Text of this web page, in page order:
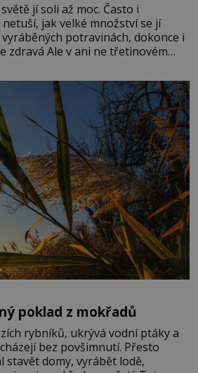
jí soli až moc. Často i
jak velké množství se jí
potravinách, dokonce i
Ale v ani ne třetinovém
a chlór – jsou zásadní pro
poklad z mokřadů
rybníků, ukrývá vodní ptáky a
bez povšimnutí. Přesto
stavět domy, vyrábět lodě,